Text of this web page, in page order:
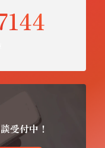
受付中！